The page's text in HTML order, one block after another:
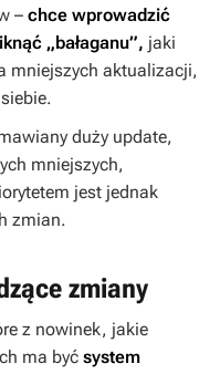
– chce wprowadzić
„bałaganu”, jaki
mniejszych aktualizacji,
duży update,
mniejszych,
jest jednak
zmian.
zmiany
z nowinek, jakie
ma być system